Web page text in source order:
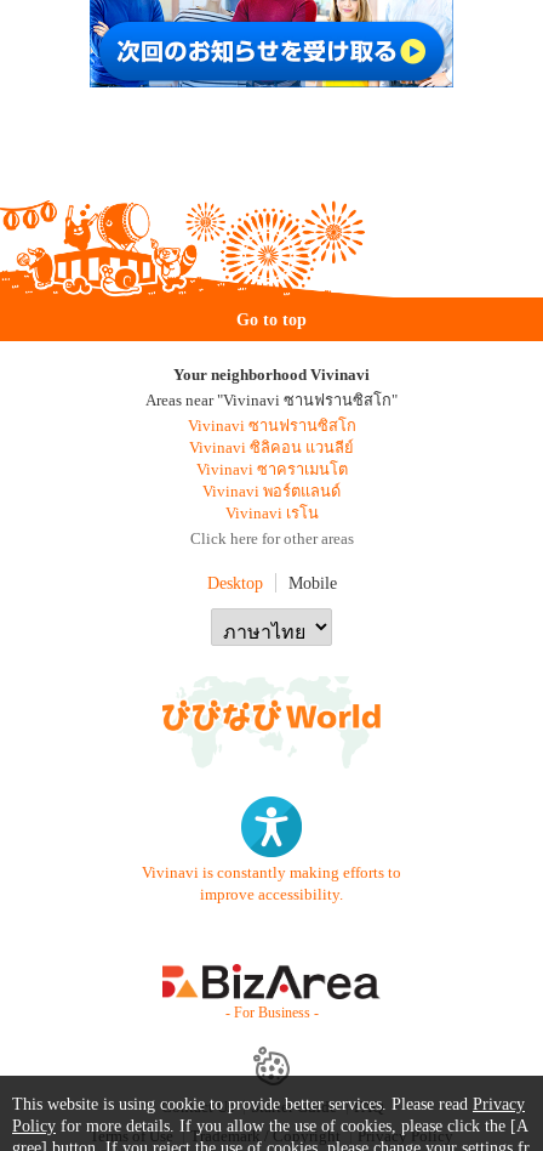
Go to top
Your neighborhood Vivinavi
Areas near "Vivinavi ซานฟรานซิสโก"
Vivinavi ซานฟรานซิสโก
Vivinavi ซิลิคอน แวนลีย์
Vivinavi ซาคราเมนโต
Vivinavi พอร์ตแลนด์
Vivinavi เรโน
Click here for other areas
Desktop Mobile
Vivinavi is constantly making efforts to
improve accessibility.
- For Business -
Contact Us Starter Guide
FAQ
Terms of Use
Trademark / Copyright Privacy Policy
This website is using cookie to provide better services. Please read Privacy
Policy for more details. If you allow the use of cookies, please click the [A